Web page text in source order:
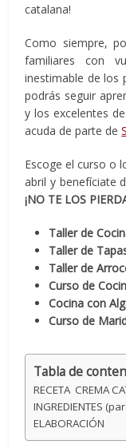
catalana!
Como siempre,
familiares con
inestimable de los
podrás seguir
y los excelentes
acuda de parte de
Escoge el curso o
abril y benefíciate
¡NO TE LOS
Taller de
Taller de
Taller de
Curso de
Cocina con
Curso de
Tabla de
RECETA CREMA
INGREDIENTES
ELABORACIÓN